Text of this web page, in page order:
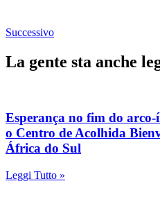
Successivo
La gente sta anche
Esperança no fim do arco-
o Centro de Acolhida
África do Sul
Leggi Tutto »